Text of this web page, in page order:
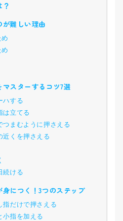
難しい理由
スターするコツ7選
ハする
は立てる
つまむように押さえる
近くを押さえる
続ける
につく！3つのステップ
指だけで押さえる
小指を加える